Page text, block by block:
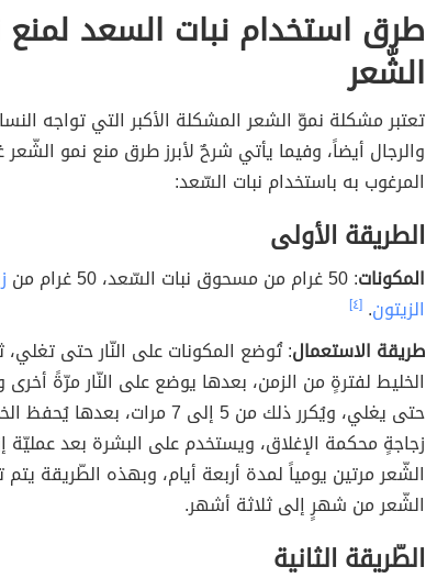
طرق استخدام نبات السعد لمنع
الشّعر
تعتبر مشكلة نموّ الشعر المشكلة الأكبر التي تواجه
والرجال أيضاً، وفيما يأتي شرحٌ لأبرز طرق منع نمو الشّعر
المرغوب به باستخدام نبات السّعد:
الطريقة الأولى
المكونات: 50 غرام من مسحوق نبات السّعد، 50 غرام من
الزيتون.[٤]
طريقة الاستعمال: تُوضع المكونات على النّار حتى تغلي،
الخليط لفترةٍ من الزمن، بعدها يوضع على النّار مرّةً أخرى
حتى يغلي، ويُكرر ذلك من 5 إلى 7 مرات،
زجاجةٍ محكمة الإغلاق، ويستخدم على البشرة بعد عمليّة
الشّعر مرتين يومياً لمدة أربعة أيام، وبهذه الطّريقة يتم
الشّعر من شهرٍ إلى ثلاثة أشهر.
الطّريقة الثانية